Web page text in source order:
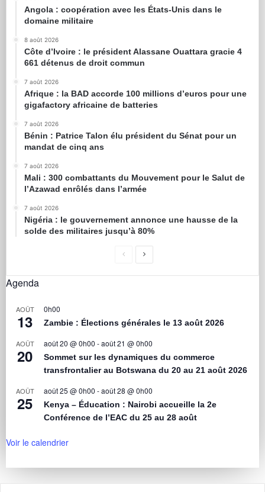
Angola : coopération avec les États-Unis dans le
domaine militaire
8 août 2026
Côte d’Ivoire : le président Alassane Ouattara gracie 4
661 détenus de droit commun
7 août 2026
Afrique : la BAD accorde 100 millions d’euros pour une
gigafactory africaine de batteries
7 août 2026
Bénin : Patrice Talon élu président du Sénat pour un
mandat de cinq ans
7 août 2026
Mali : 300 combattants du Mouvement pour le Salut de
l’Azawad enrôlés dans l’armée
7 août 2026
Nigéria : le gouvernement annonce une hausse de la
solde des militaires jusqu’à 80%
Agenda
AOÛT
13
0h00
Zambie : Élections générales le 13 août 2026
AOÛT
20
août 20 @ 0h00 -août 21 @ 0h00
Sommet sur les dynamiques du commerce
transfrontalier au Botswana du 20 au 21 août 2026
AOÛT
25
août 25 @ 0h00 -août 28 @ 0h00
Kenya – Éducation : Nairobi accueille la 2e
Conférence de l’EAC du 25 au 28 août
Voir le calendrier